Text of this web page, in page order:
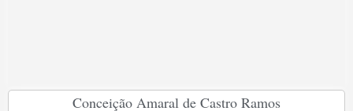
Conceição Amaral de Castro Ramos